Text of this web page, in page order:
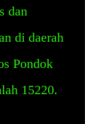
dan
di daerah
Pondok
15220.